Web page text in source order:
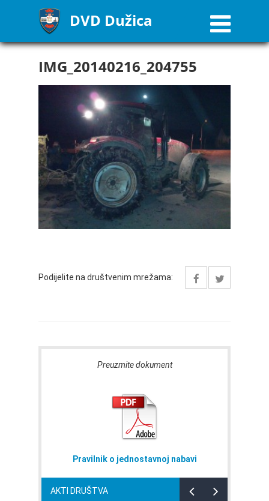
DVD Dužica
IMG_20140216_204755
Podijelite na društvenim mrežama:
AKTI DRUŠTVA
Preuzmite dokument
Pravilnik o jednostavnoj nabavi